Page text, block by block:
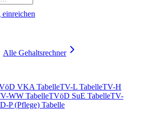
Alle Gehaltsrechner
VKA TabelleTV-L TabelleTV-H
WW TabelleTVöD SuE TabelleTV-
P (Pflege) Tabelle